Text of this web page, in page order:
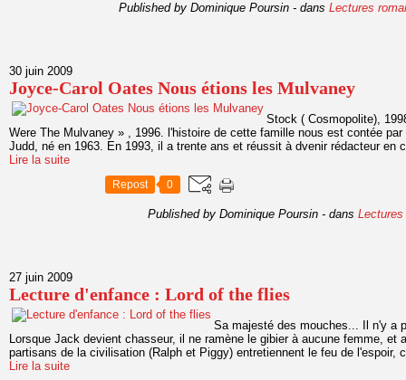
Published by Dominique Poursin - dans Lectures
30 juin 2009
Joyce-Carol Oates Nous étions les Mulvaney
Stock ( Cosmopolite),
Were The Mulvaney » , 1996. l'histoire de cette famille nous est contée
Judd, né en 1963. En 1993, il a trente ans et réussit à dvenir rédacteur en
Lire la suite
Repost 0
Published by Dominique Poursin - dans
27 juin 2009
Lecture d'enfance : Lord of the flies
Sa majesté des mouches... Il n'y a
Lorsque Jack devient chasseur, il ne ramène le gibier à aucune femme, et
partisans de la civilisation (Ralph et Piggy) entretiennent le feu de l'espoir,
Lire la suite